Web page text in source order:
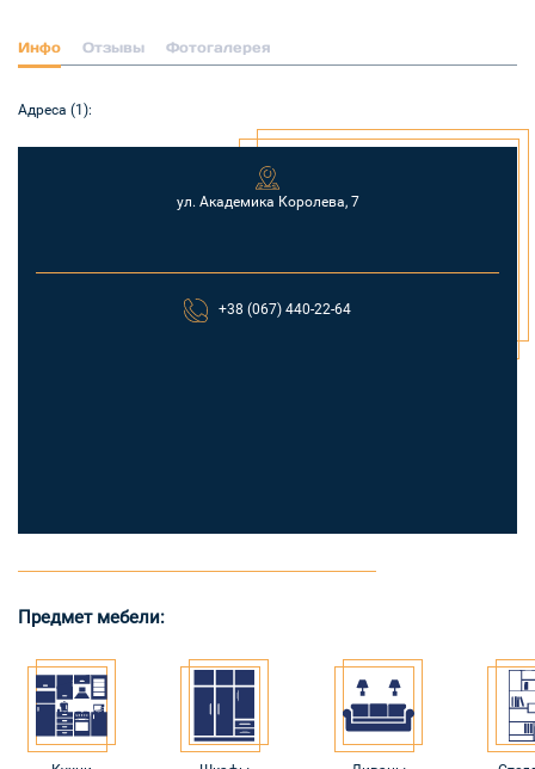
Инфо Отзывы Фотогалерея
Адреса (1):
ул. Академика Королева, 7
+38 (067) 440-22-64
Предмет мебели: